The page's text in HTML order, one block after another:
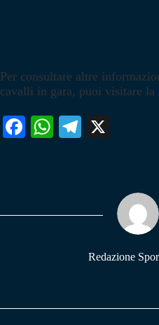
Per consultare altre
cavalli in gara, puoi visitare la
Fa W
pp
Te
m
Redazione